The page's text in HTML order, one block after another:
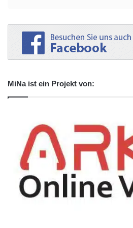
MiNa ist ein Projekt von: